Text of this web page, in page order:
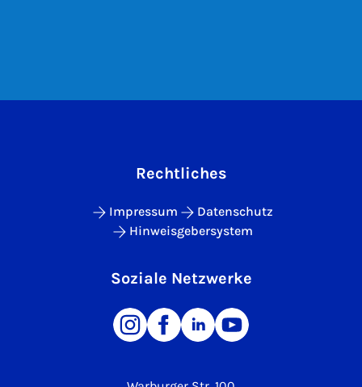
Rechtliches
Impressum
Datenschutz
Hinweisgebersystem
Soziale Netzwerke